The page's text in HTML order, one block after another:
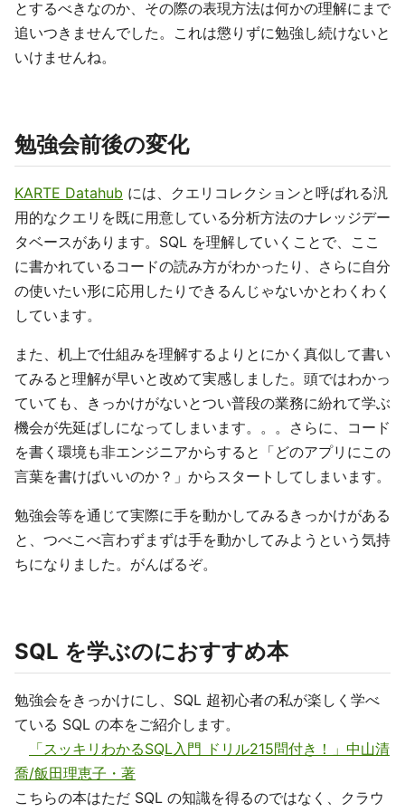
とするべきなのか、その際の表現方法は何かの理解にまで
追いつきませんでした。これは懲りずに勉強し続けないと
いけませんね。
勉強会前後の変化
KARTE Datahub には、クエリコレクションと呼ばれる汎
用的なクエリを既に用意している分析方法のナレッジデー
タベースがあります。SQL を理解していくことで、ここ
に書かれているコードの読み方がわかったり、さらに自分
の使いたい形に応用したりできるんじゃないかとわくわく
しています。
また、机上で仕組みを理解するよりとにかく真似して書い
てみると理解が早いと改めて実感しました。頭ではわかっ
ていても、きっかけがないとつい普段の業務に紛れて学ぶ
機会が先延ばしになってしまいます。。。さらに、コード
を書く環境も非エンジニアからすると「どのアプリにこの
言葉を書けばいいのか？」からスタートしてしまいます。
勉強会等を通じて実際に手を動かしてみるきっかけがある
と、つべこべ言わずまずは手を動かしてみようという気持
ちになりました。がんばるぞ。
SQL を学ぶのにおすすめ本
勉強会をきっかけにし、SQL 超初心者の私が楽しく学べ
ている SQL の本をご紹介します。
「スッキリわかるSQL入門 ドリル215問付き！」中山清
喬/飯田理恵子・著
こちらの本はただ SQL の知識を得るのではなく、クラウ